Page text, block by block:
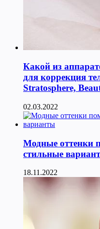
Какой из
для коррекция
Stratosphere,
02.03.2022
Модные оттенки
стильные
18.11.2022